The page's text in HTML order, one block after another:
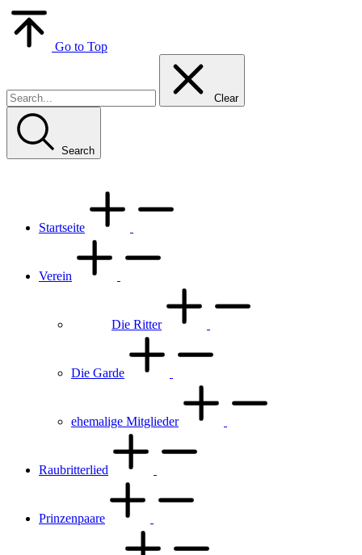
Go to Top
Clear
Search
Startseite
Verein
Die Ritter
Die Garde
ehemalige Mitglieder
Raubritterlied
Prinzenpaare